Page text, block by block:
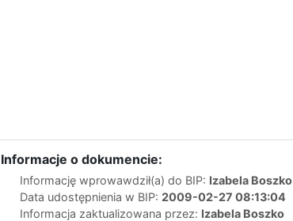
Informacje o dokumencie:
Informację wprowawdził(a) do BIP: Izabela Boszko
Data udostępnienia w BIP: 2009-02-27 08:13:04
Informacja zaktualizowana przez: Izabela Boszko